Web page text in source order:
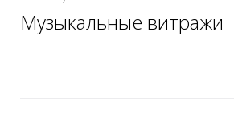
Музыкальные витражи